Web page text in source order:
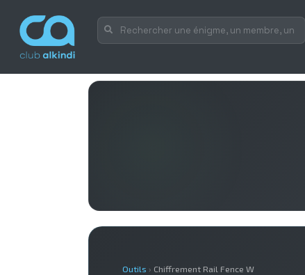
Outils › Chiffrement Rail Fence W